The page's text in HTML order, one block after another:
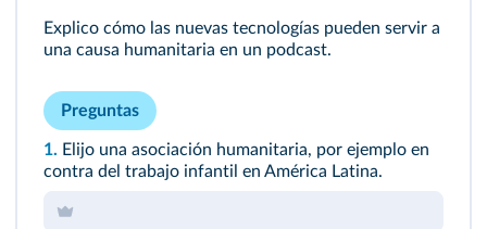
Explico cómo las nuevas tecnologías pueden servir a
una causa humanitaria en un podcast.
Preguntas
1. Elijo una asociación humanitaria, por ejemplo en
contra del trabajo infantil en América Latina.